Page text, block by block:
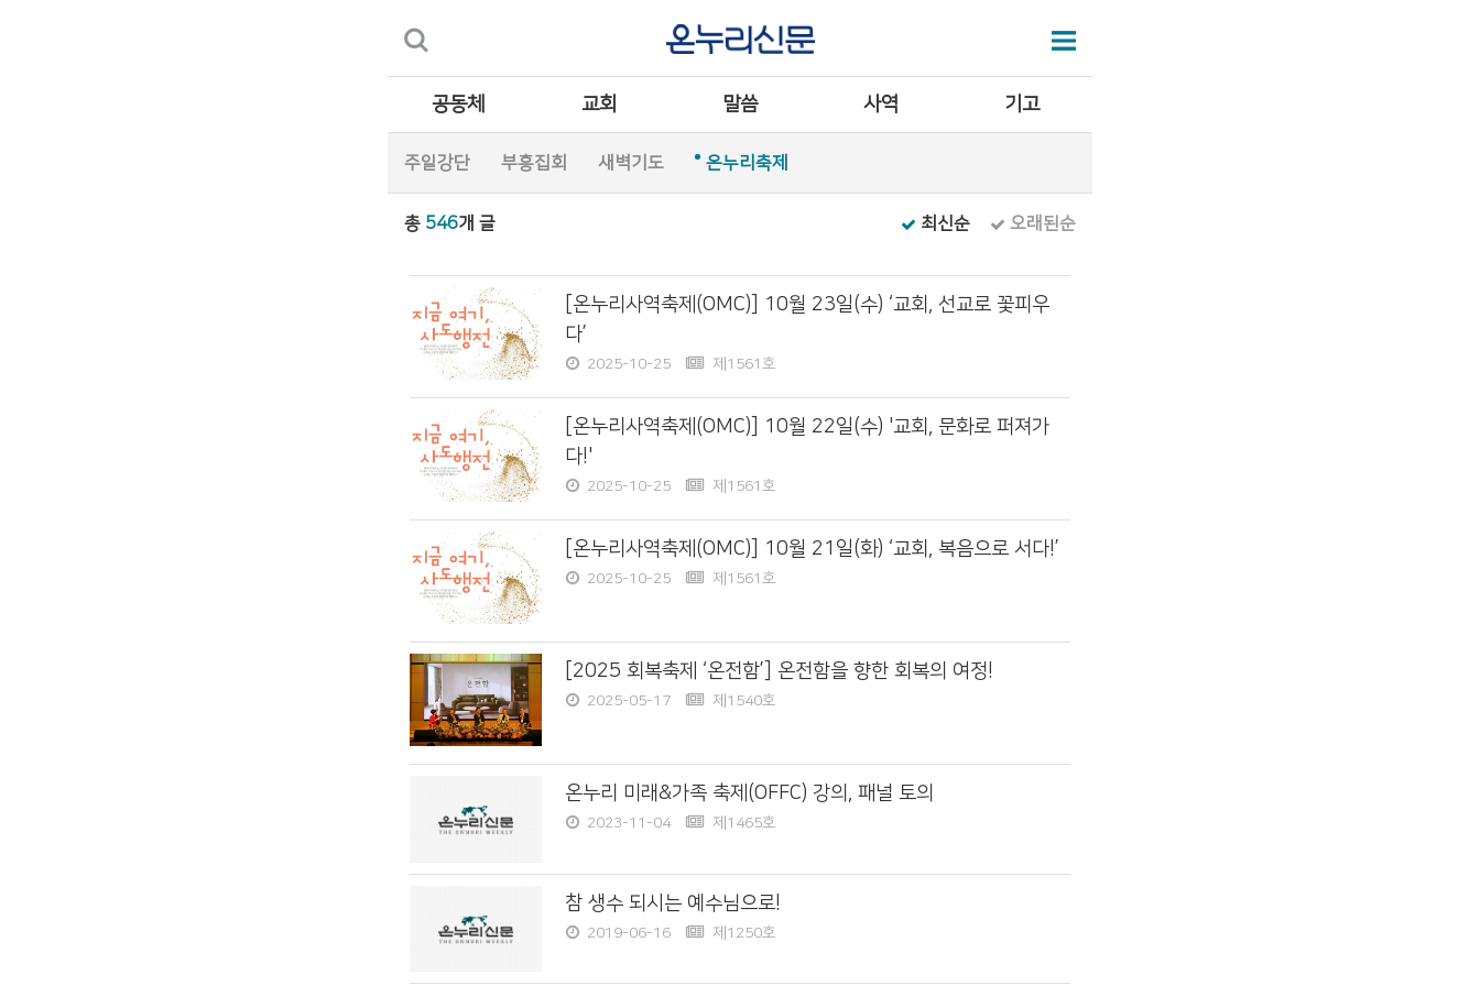
공동체 교회 말씀 사역 기고
주일강단 부흥집회 새벽기도 온누리축제
총 546개 글 최신순 오래된순
[온누리사역축제(OMC)] 10월 23일(수) ‘교회, 선교로 꽃피우
다’
2025-10-25 제1561호
[온누리사역축제(OMC)] 10월 22일(수) '교회, 문화로 퍼져가
다!'
2025-10-25 제1561호
[온누리사역축제(OMC)] 10월 21일(화) ‘교회, 복음으로 서다!’
2025-10-25 제1561호
[2025 회복축제 ‘온전함’] 온전함을 향한 회복의 여정!
2025-05-17 제1540호
온누리 미래&가족 축제(OFFC) 강의, 패널 토의
2023-11-04 제1465호
참 생수 되시는 예수님으로!
2019-06-16 제1250호